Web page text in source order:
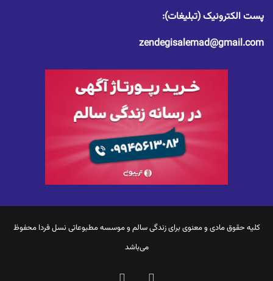
پست الکترونیک (تبلیغات):
zendegisalemad@gmail.com
کلیه حقوق مادی و معنوی برایزندگی سالم و موسسه مطبوعاتی نسل فردا محفوظ
می‌باشد